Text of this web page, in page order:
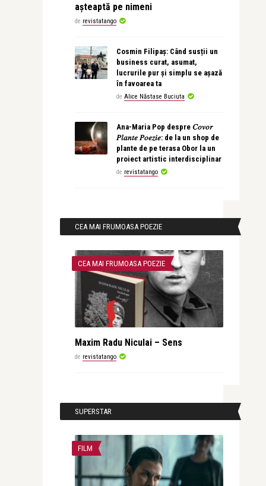
așteaptă pe nimeni
de revistatango
Cosmin Filipaș: Când susții un
business curat, asumat,
lucrurile pur și simplu se așază
în favoarea ta
de Alice Năstase Buciuta
Ana-Maria Pop despre 𝐶𝑜𝑣𝑜𝑟
𝑃𝑙𝑎𝑛𝑡𝑒 𝑃𝑜𝑒𝑧𝑖𝑒: de la un shop de
plante de pe terasa Obor la un
proiect artistic interdisciplinar
de revistatango
CEA MAI FRUMOASA POEZIE
CEA MAI FRUMOASA POEZIE
Maxim Radu Niculai – Sens
de revistatango
SUPERSTAR
FILM